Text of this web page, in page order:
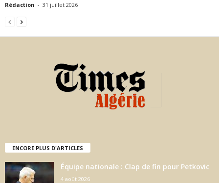
Rédaction - 31 juillet 2026
ENCORE PLUS D'ARTICLES
Équipe nationale : Clap de fin pour Petkovic
4 août 2026